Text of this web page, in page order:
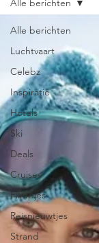
Alle berichten
Luchtvaart
Celebz
Inspiratie
Hotels
Ski
Deals
Cruises
Filmpjes
Reisnieuwtjes
Strand
Alle berichten